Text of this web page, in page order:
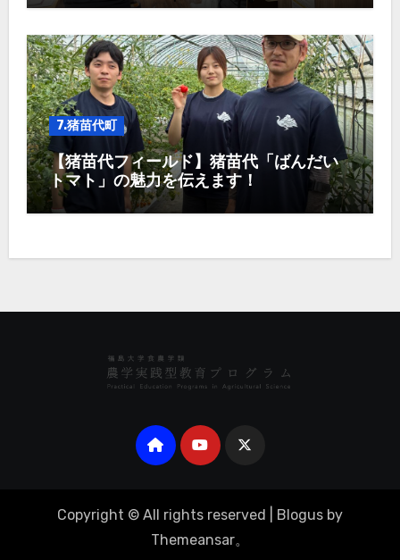
7.猪苗代町
【猪苗代フィールド】猪苗代「ばんだい
トマト」の魅力を伝えます！
Copyright © All rights reserved Blogus by
Themeansar。